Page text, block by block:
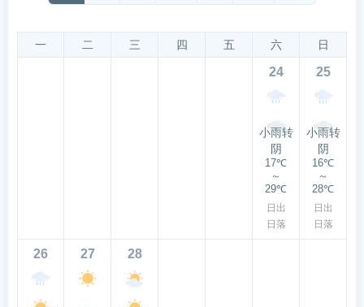
一 二 三 四 五 六 日
24
小雨转
阴
17℃
～
29℃
日出
日落
25
小雨转
阴
16℃
～
28℃
日出
日落
26 27 28